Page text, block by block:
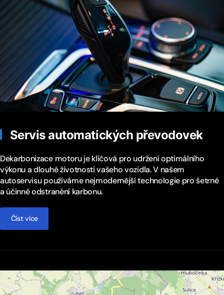
Servis automatických převodovek
Dekarbonizace motoru je klíčová pro udržení optimálního
výkonu a dlouhé životnosti vašeho vozidla. V našem
autoservisu používáme nejmodernější technologie pro šetrné
a účinné odstranění karbonu.
Číst více